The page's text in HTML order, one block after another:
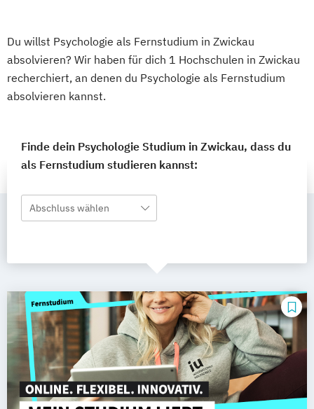
Du willst Psychologie als Fernstudium in Zwickau
absolvieren? Wir haben für dich 1 Hochschulen in Zwickau
recherchiert, an denen du Psychologie als Fernstudium
absolvieren kannst.
Finde dein Psychologie Studium in Zwickau, dass du
als Fernstudium studieren kannst:
Abschluss wählen